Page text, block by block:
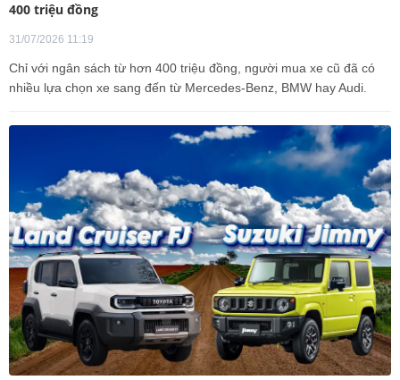
400 triệu đồng
31/07/2026 11:19
Chỉ với ngân sách từ hơn 400 triệu đồng, người mua xe cũ đã có
nhiều lựa chọn xe sang đến từ Mercedes-Benz, BMW hay Audi.